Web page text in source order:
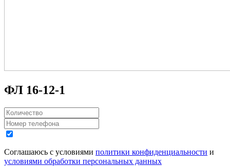
ФЛ 16-12-1
Соглашаюсь с условиями политики конфиденциальности и
условиями обработки персональных данных